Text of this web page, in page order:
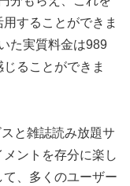
することができま
た実質料金は989
ることができま
と雑誌読み放題サ
ントを存分に楽し
、多くのユーザー